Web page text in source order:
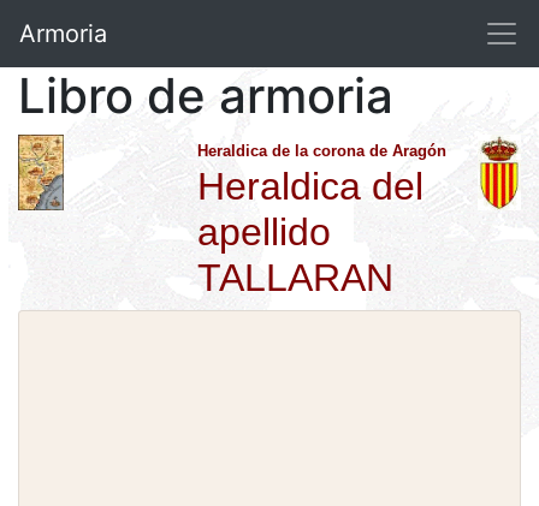
Armoria
Libro de armoria
Heraldica de la corona de Aragón
Heraldica del
apellido
TALLARAN